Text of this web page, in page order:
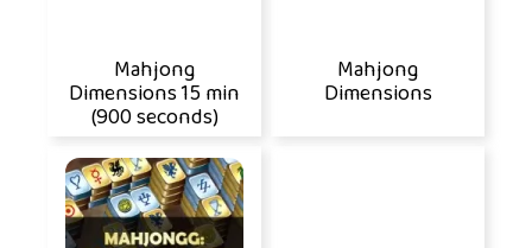
Mahjong
Dimensions 15 min
(900 seconds)
Mahjong
Dimensions